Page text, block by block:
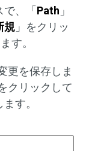
で、「 Path 」
規 」をクリッ
す。
更を保存しま
クリックして
す。